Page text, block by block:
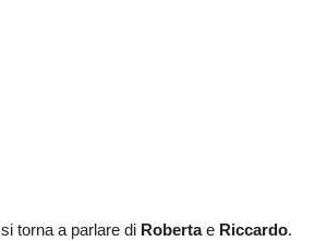
si torna a parlare di Robertae Riccardo.